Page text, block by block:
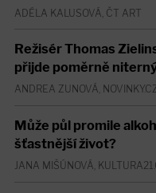
ADÉLA KALUSOVÁ, ČT ART
Režisér Thomas
přijde poměrně
ANDREA ZUNOVÁ,
Může půl promile
šťastnější život?
JANA MIŠÚNOVÁ,